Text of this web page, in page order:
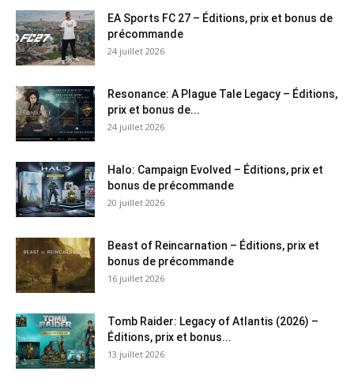
EA Sports FC 27 – Éditions, prix et bonus de
précommande
24 juillet 2026
Resonance: A Plague Tale Legacy – Éditions,
prix et bonus de...
24 juillet 2026
Halo: Campaign Evolved – Éditions, prix et
bonus de précommande
20 juillet 2026
Beast of Reincarnation – Éditions, prix et
bonus de précommande
16 juillet 2026
Tomb Raider: Legacy of Atlantis (2026) –
Éditions, prix et bonus...
13 juillet 2026